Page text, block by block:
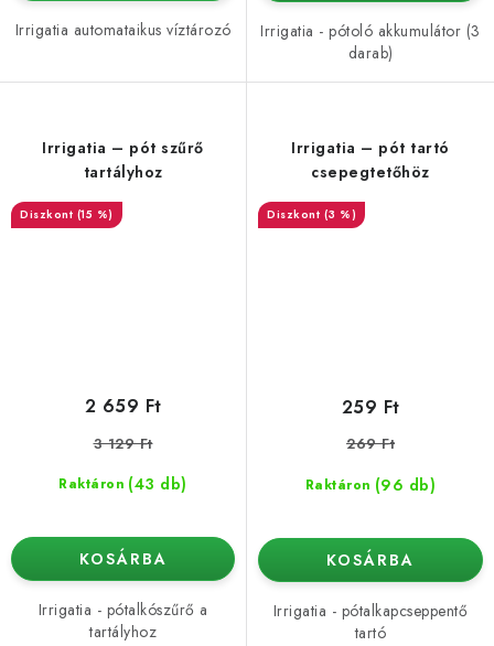
Irrigatia automataikus víztározó
Irrigatia - pótoló akkumulátor (3
darab)
Irrigatia – pót szűrő
tartályhoz
(15 %)
Raktáron (43 db)
2 659 Ft
3 129 Ft
KOSÁRBA
Irrigatia - pótalkószűrő a
tartályhoz
Irrigatia – pót tartó
csepegtetőhöz
(3 %)
Raktáron (96 db)
259 Ft
269 Ft
KOSÁRBA
Irrigatia - pótalkapcseppentő
tartó